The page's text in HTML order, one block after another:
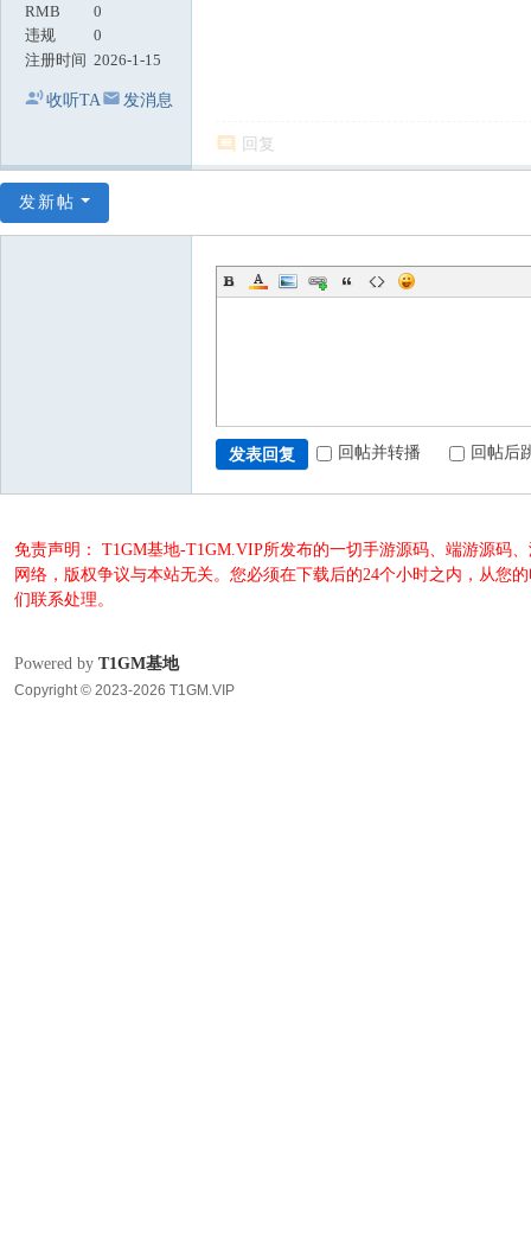
RMB
0
违规
0
注册时间 2026-1-15
收听TA 发消息
回复
发新帖
发表回复 回帖并转播 回帖后
免责声明： T1GM基地-T1GM.VIP所发布的一切手游源码、端游源码
网络，版权争议与本站无关。您必须在下载后的24个小时之内，从您
们联系处理。
Powered by T1GM基地
Copyright © 2023-2026 T1GM.VIP